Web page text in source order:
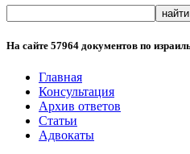
На сайте 57964 документов по
Главная
Консультация
Архив ответов
Статьи
Адвокаты